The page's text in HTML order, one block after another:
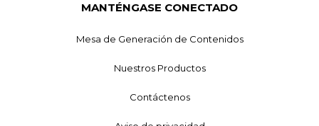
MANTÉNGASE CONECTADO
Mesa de Generación de Contenidos
Nuestros Productos
Contáctenos